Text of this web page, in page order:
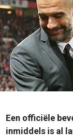
Een officiële
inmiddels is al